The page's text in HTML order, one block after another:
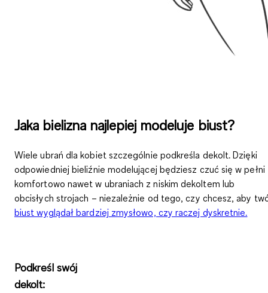
Jaka bielizna najlepiej modeluje biust?
Wiele ubrań dla kobiet szczególnie podkreśla dekolt. Dzięki
odpowiedniej bieliźnie modelującej będziesz czuć się w pełni
komfortowo nawet w ubraniach z niskim dekoltem lub
obcisłych strojach – niezależnie od tego, czy chcesz, aby
biust wyglądał bardziej zmysłowo, czy raczej dyskretnie.
Podkreśl swój
dekolt: